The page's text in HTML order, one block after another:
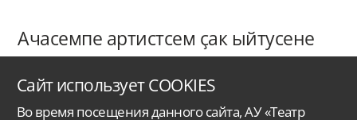
Ачасемпе артистсем ҫак ыйтусене
хӑвӑртрах тупӑнать.
Сайт использует COOKIES
Во время посещения данного сайта, АУ «Театр